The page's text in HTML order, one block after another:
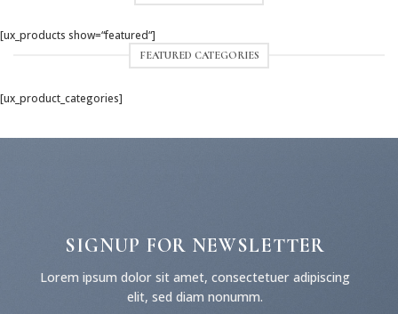
[ux_products show=“featured“]
FEATURED CATEGORIES
[ux_product_categories]
SIGNUP FOR NEWSLETTER
Lorem ipsum dolor sit amet, consectetuer adipiscing
elit, sed diam nonumm.